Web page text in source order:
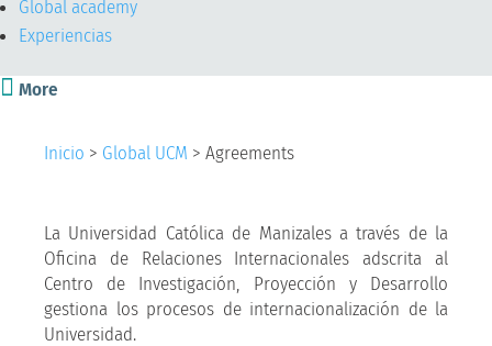
Global academy
Experiencias
 More
Inicio > Global UCM > Agreements
La Universidad Católica de Manizales a través de la
Oficina de Relaciones Internacionales adscrita al
Centro de Investigación, Proyección y Desarrollo
gestiona los procesos de internacionalización de la
Universidad.